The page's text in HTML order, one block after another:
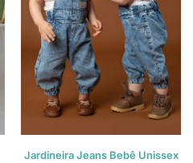
Jardineira Jeans Bebê Unissex